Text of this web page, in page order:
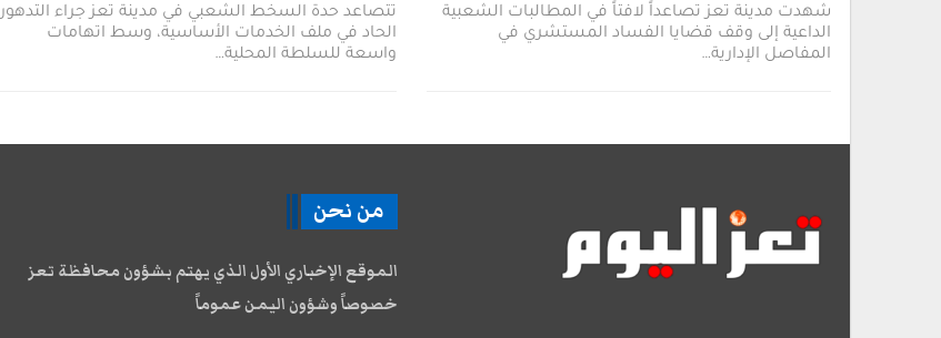
​شهدت مدينة تعز تصاعداً لافتاً في المطالبات الشعبية
الداعية إلى وقف قضايا الفساد المستشري في
المفاصل الإدارية…
​تتصاعد حدة السخط الشعبي في مدينة تعز جراء التدهور
الحاد في ملف الخدمات الأساسية، وسط اتهامات
واسعة للسلطة المحلية…
من نحن
الموقع الإخباري الأول الذي يهتم بشؤون محافظة تعز
خصوصاً وشؤون اليمن عموماً